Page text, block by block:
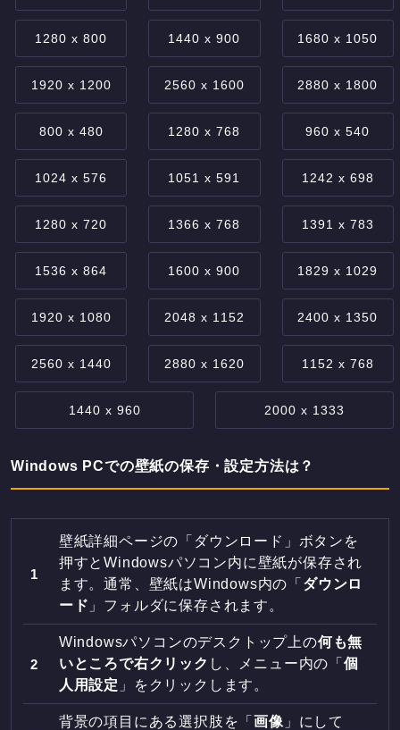
1280 x 800 1440 x 900 1680 x 1050
1920 x 1200 2560 x 1600 2880 x 1800
800 x 480 1280 x 768 960 x 540
1024 x 576 1051 x 591 1242 x 698
1280 x 720 1366 x 768 1391 x 783
1536 x 864 1600 x 900 1829 x 1029
1920 x 1080 2048 x 1152 2400 x 1350
2560 x 1440 2880 x 1620 1152 x 768
1440 x 960 2000 x 1333
Windows PCでの壁紙の保存・設定方法は？
壁紙詳細ページの「ダウンロード」ボタンを
押すとWindowsパソコン内に壁紙が保存され
ます。通常、壁紙はWindows内の「 ダウンロ
ード 」フォルダに保存されます。
Windowsパソコンのデスクトップ上の何も無
いところで右クリック し、メニュー内の「 個
人用設定 」をクリックします。
背景の項目にある選択肢を「画像 」にして